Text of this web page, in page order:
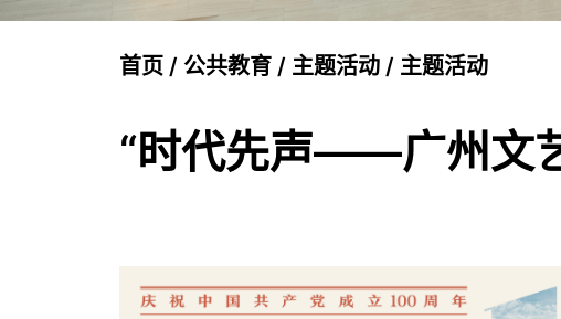
首页 / 公共教育 / 主题活动 / 主题活动
“时代先声——广州文